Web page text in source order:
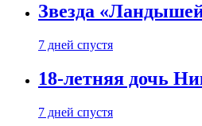
Звезда
7 дней спустя
18-летняя дочь
7 дней спустя